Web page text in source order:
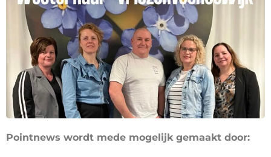
Pointnews wordt mede mogelijk gemaakt door: